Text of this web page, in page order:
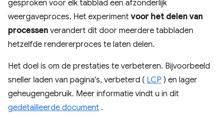
gesproken voor elk tabblad een afzonderlijk
weergaveproces. Het experiment voor het delen van
processen verandert dit door meerdere tabbladen
hetzelfde rendererproces te laten delen.
Het doel is om de prestaties te verbeteren. Bijvoorbeeld
sneller laden van pagina's, verbeterd ( LCP ) en lager
geheugengebruik. Meer informatie vindt u in dit
gedetailleerde document .